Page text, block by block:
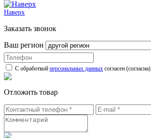
Наверх
Заказать звонок
Ваш регион
С обработкой персональных данных согласен (согласна)
Отложить товар